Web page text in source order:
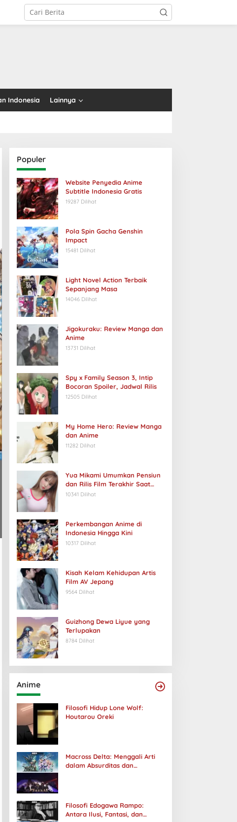
Indonesia Lainnya
Populer
Website Penyedia Anime
Subtitle Indonesia Gratis
19287 Dilihat
Pola Spin Gacha Genshin
Impact
15481 Dilihat
Light Novel Action Terbaik
Sepanjang Masa
14046 Dilihat
Jigokuraku: Review Manga dan
Anime
13731 Dilihat
Spy x Family Season 3, Intip
Bocoran Spoiler, Jadwal Rilis
12505 Dilihat
My Home Hero: Review Manga
dan Anime
11282 Dilihat
Yua Mikami Umumkan Pensiun
dan Rilis Film Terakhir Saat
Ulang Tahun
10341 Dilihat
Perkembangan Anime di
Indonesia Hingga Kini
10317 Dilihat
Kisah Kelam Kehidupan Artis
Film AV Jepang
9564 Dilihat
Guizhong Dewa Liyue yang
Terlupakan
8784 Dilihat
Anime
Filosofi Hidup Lone Wolf:
Houtarou Oreki
Macross Delta: Menggali Arti
dalam Absurditas dan
Filosofi Edogawa Rampo:
Antara Ilusi, Fantasi, dan